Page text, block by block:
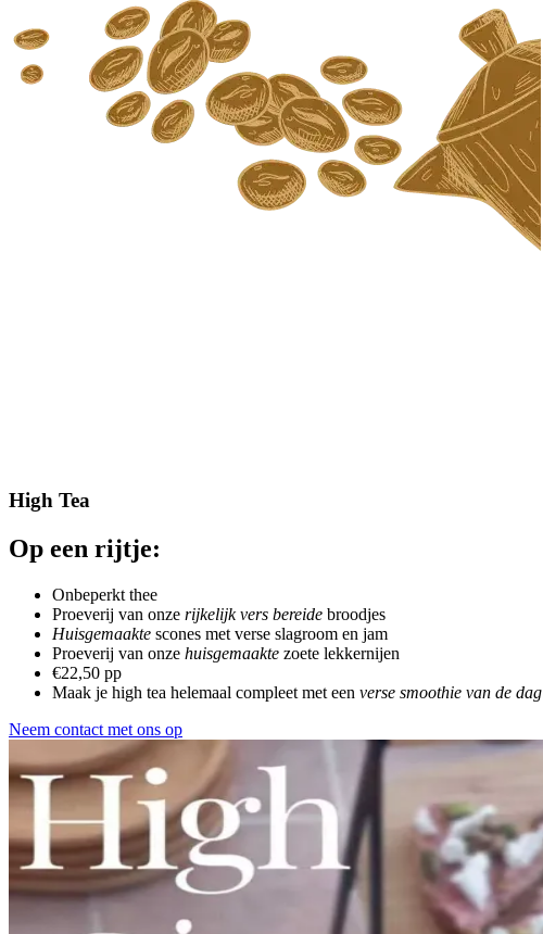
High Tea
Op een rijtje:
Onbeperkt thee
Proeverij van onze rijkelijk vers bereide broodjes
Huisgemaakte scones met verse slagroom en jam
Proeverij van onze huisgemaakte zoete lekkernijen
€22,50 pp
Maak je high tea helemaal compleet met een verse smoothie van de dag
Neem contact met ons op